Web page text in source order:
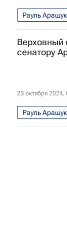
Рауль
Рауф
Верховный
сенатору
23 октября 2024,
Рауль